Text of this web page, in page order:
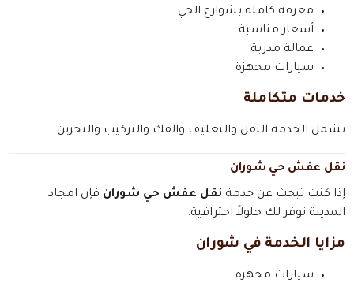
معرفة كاملة بشوارع الحي
أسعار مناسبة
عمالة مدربة
سيارات مجهزة
خدمات متكاملة
تشمل الخدمة النقل والتغليف والفك والتركيب والتخزين.
نقل عفش حي شوران
إذا كنت تبحث عن خدمة نقل عفش حي شوران فإن امجاد
المدينة توفر لك حلولاً احترافية.
مزايا الخدمة في شوران
سيارات مجهزة